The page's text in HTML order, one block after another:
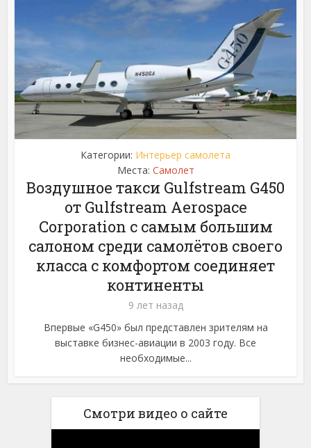
Категории: Интерьер самолета
Места: Самолет
Воздушное такси Gulfstream G450
от Gulfstream Aerospace
Corporation с самым большим
салоном среди самолётов своего
класса с комфортом соединяет
континенты
9 лет назад
Впервые «G450» был представлен зрителям на
выставке бизнес-авиации в 2003 году. Все
необходимые...
Смотри видео о сайте